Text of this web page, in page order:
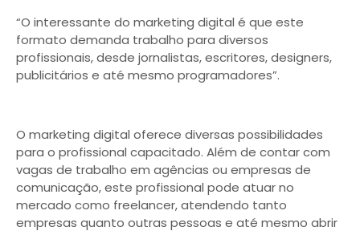
“O interessante do marketing digital é que este
formato demanda trabalho para diversos
profissionais, desde jornalistas, escritores, designers,
publicitários e até mesmo programadores”.
O marketing digital oferece diversas possibilidades
para o profissional capacitado. Além de contar com
vagas de trabalho em agências ou empresas de
comunicação, este profissional pode atuar no
mercado como freelancer, atendendo tanto
empresas quanto outras pessoas e até mesmo abrir